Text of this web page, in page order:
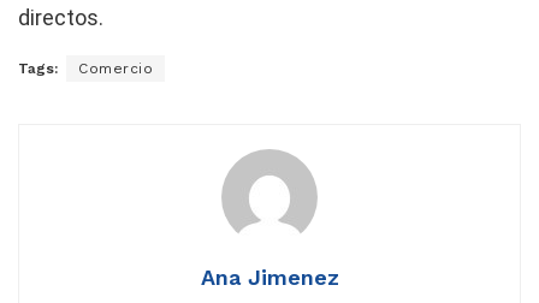
directos.
Tags: Comercio
Ana Jimenez